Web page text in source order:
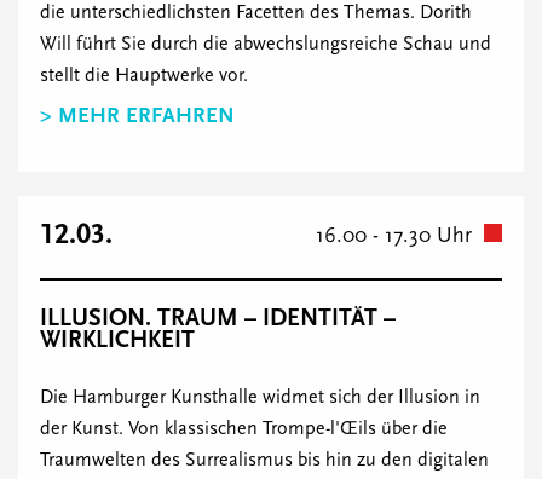
die unterschiedlichsten Facetten des Themas. Dorith
Will führt Sie durch die abwechslungsreiche Schau und
stellt die Hauptwerke vor.
> MEHR ERFAHREN
12.03. 16.00 - 17.30 Uhr
ILLUSION. TRAUM – IDENTITÄT –
WIRKLICHKEIT
Die Hamburger Kunsthalle widmet sich der Illusion in
der Kunst. Von klassischen Trompe-l'Œils über die
Traumwelten des Surrealismus bis hin zu den digitalen